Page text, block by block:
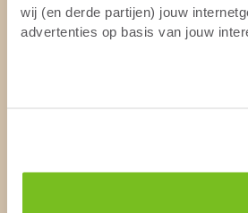
wij (en derde partijen) jouw
advertenties op basis van jouw